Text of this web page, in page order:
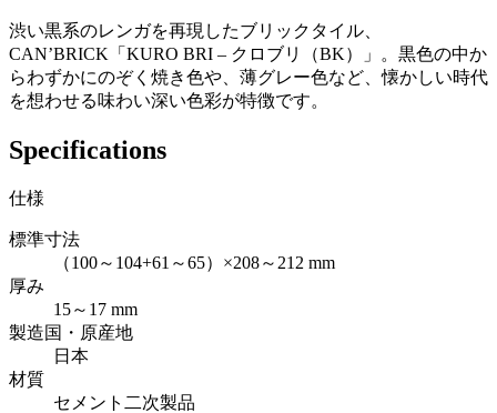
渋い黒系のレンガを再現したブリックタイル、
CAN’BRICK「KURO BRI – クロブリ（BK）」。黒色の中か
らわずかにのぞく焼き色や、薄グレー色など、懐かしい時代
を想わせる味わい深い色彩が特徴です。
Specifications
仕様
標準寸法
（100～104+61～65）×208～212 mm
厚み
15～17 mm
製造国・原産地
日本
材質
セメント二次製品